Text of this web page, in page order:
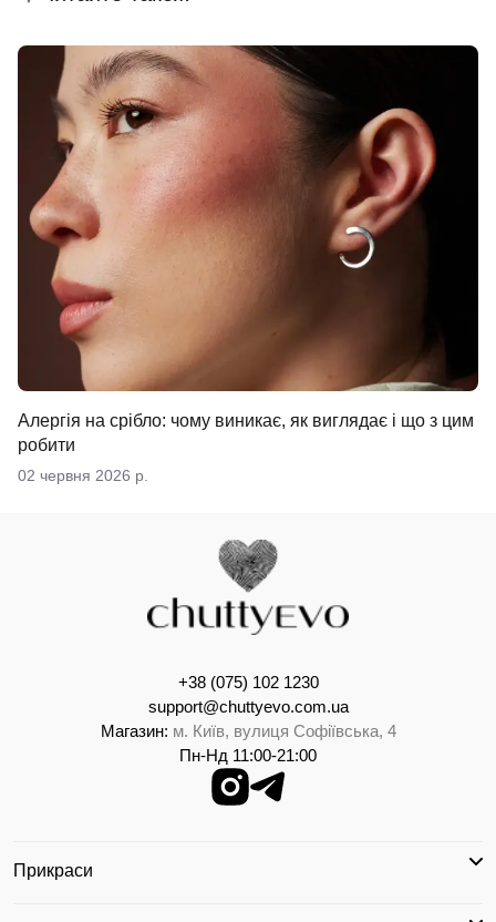
Алергія на срібло: чому виникає, як виглядає і що з цим
робити
02 червня 2026 р.
+38 (075) 102 1230
support@chuttyevo.com.ua
Магазин: м. Київ, вулиця Софіївська, 4
Пн-Нд 11:00-21:00
Прикраси